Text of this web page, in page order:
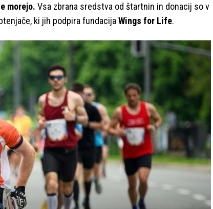
morejo. Vsa zbrana sredstva od štartnin in donacij so v
ki jih podpira fundacija Wings for Life.